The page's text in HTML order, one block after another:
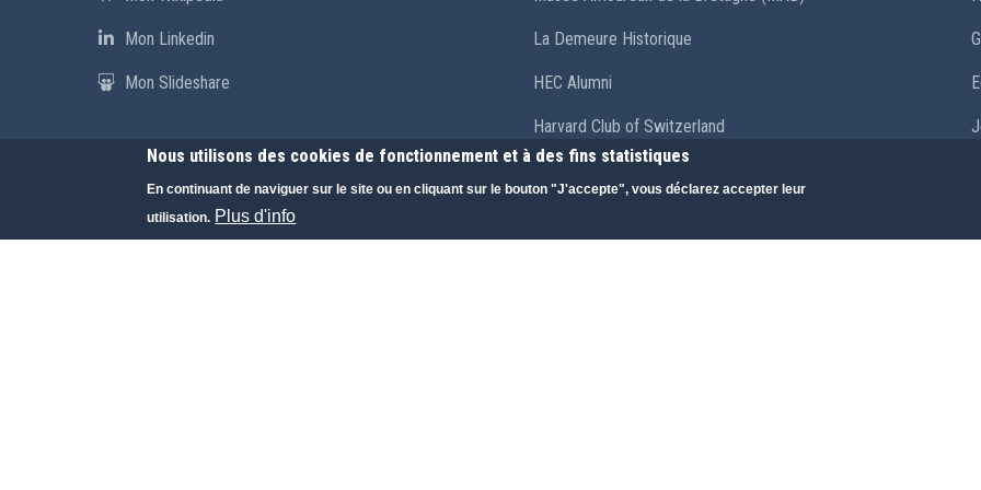
Mon Linkedin
Mon Slideshare
La Demeure Historique
HEC Alumni
Harvard Club of Switzerland
Nous utilisons des cookies de fonctionnement et à des fins statistiques
En continuant de naviguer sur le site ou en cliquant sur le bouton "J'accepte", vous déclarez accepter leur
utilisation. Plus d'info